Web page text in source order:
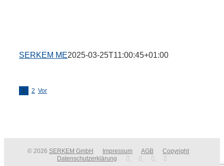
SERKEM ME2025-03-25T11:00:45+01:00
1 2 Vor
© 2026 SERKEM GmbH Impressum AGB
Copyright
Datenschutzerklärung